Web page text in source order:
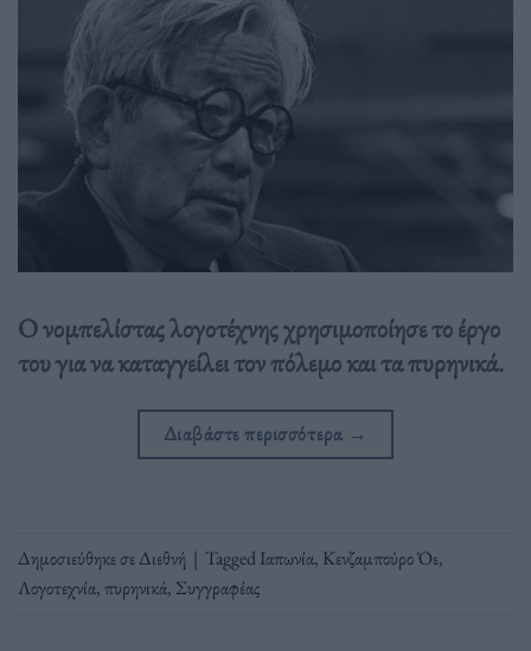
Ο νομπελίστας λογοτέχνης χρησιμοποίησε το έργο
του για να καταγγείλει τον πόλεμο και τα πυρηνικά.
Διαβάστε περισσότερα →
Δημοσιεύθηκε σεΔιεθνή | TaggedΙαπωνία, Κενζαμπούρο Όε,
Λογοτεχνία,πυρηνικά, Συγγραφέας